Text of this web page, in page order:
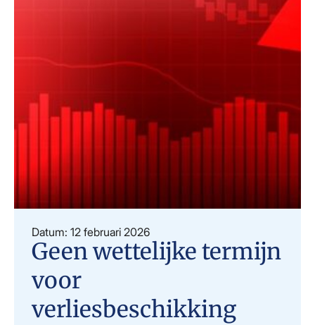
Datum: 12 februari 2026
Geen wettelijke termijn
voor
verliesbeschikking